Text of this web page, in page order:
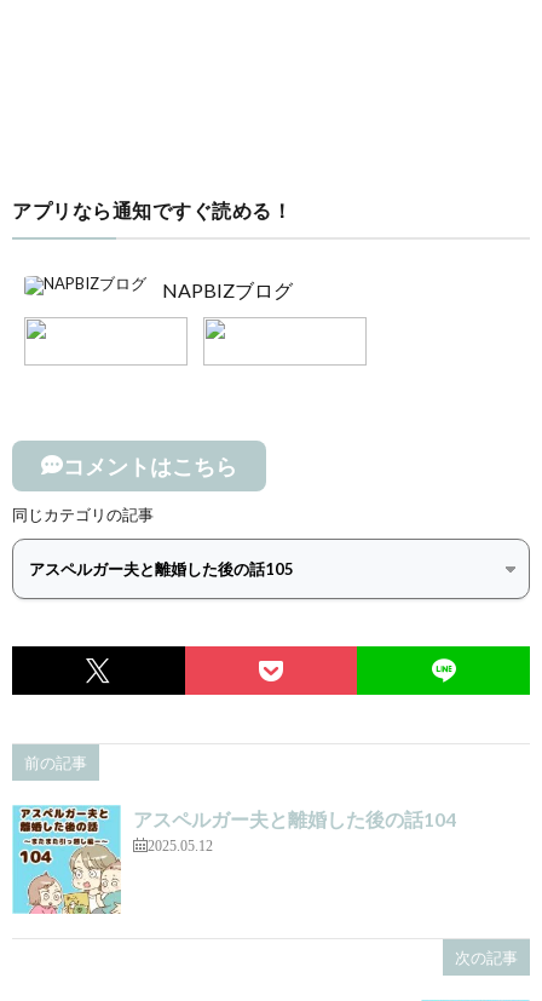
アプリなら通知ですぐ読める！
NAPBIZブログ
コメントはこちら
同じカテゴリの記事
前の記事
アスペルガー夫と離婚した後の話104
2025.05.12
次の記事